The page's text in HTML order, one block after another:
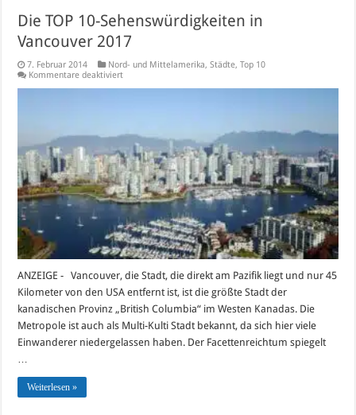
Die TOP 10-Sehenswürdigkeiten in
Vancouver 2017
7. Februar 2014 Nord- und Mittelamerika,Städte,Top 10
Kommentare deaktiviertfür
Vancouver
2017
ANZEIGE - Vancouver, die Stadt, die direkt am Pazifik liegt und nur 45
Kilometer von den USA entfernt ist, ist die größte Stadt der
kanadischen Provinz „British Columbia“ im Westen Kanadas. Die
Metropole ist auch als Multi-Kulti Stadt bekannt, da sich hier viele
Einwanderer niedergelassen haben. Der Facettenreichtum spiegelt
Weiterlesen »